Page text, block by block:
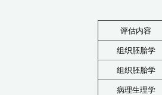
评估内容
组织胚胎学
组织胚胎学
病理生理学